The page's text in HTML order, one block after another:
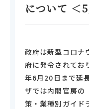
について ＜
政府は新型コロナ
府に発令されてお
年6月20日まで延
ザでは内閣官房の
策・業種別ガイド